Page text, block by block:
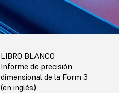
LIBRO BLANCO
Informe de precisión
dimensional de la Form 3
(en inglés)